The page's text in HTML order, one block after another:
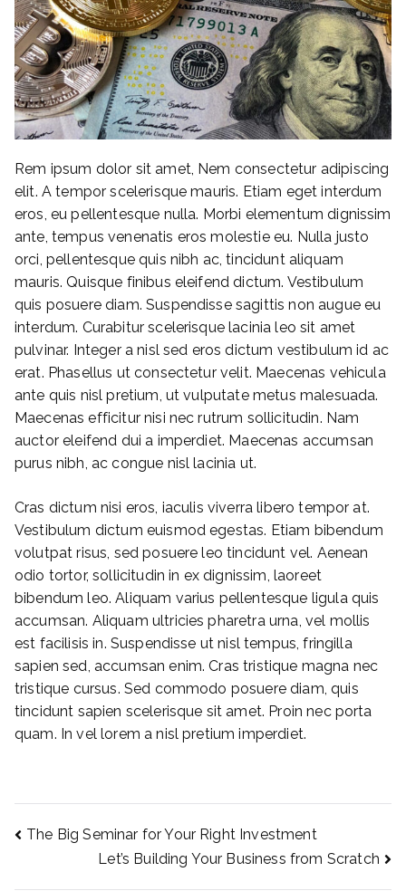
Rem ipsum dolor sit amet, Nem consectetur adipiscing
elit. A tempor scelerisque mauris. Etiam eget interdum
eros, eu pellentesque nulla. Morbi elementum dignissim
ante, tempus venenatis eros molestie eu. Nulla justo
orci, pellentesque quis nibh ac, tincidunt aliquam
mauris. Quisque finibus eleifend dictum. Vestibulum
quis posuere diam. Suspendisse sagittis non augue eu
interdum. Curabitur scelerisque lacinia leo sit amet
pulvinar. Integer a nisl sed eros dictum vestibulum id ac
erat. Phasellus ut consectetur velit. Maecenas vehicula
ante quis nisl pretium, ut vulputate metus malesuada.
Maecenas efficitur nisi nec rutrum sollicitudin. Nam
auctor eleifend dui a imperdiet. Maecenas accumsan
purus nibh, ac congue nisl lacinia ut.
Cras dictum nisi eros, iaculis viverra libero tempor at.
Vestibulum dictum euismod egestas. Etiam bibendum
volutpat risus, sed posuere leo tincidunt vel. Aenean
odio tortor, sollicitudin in ex dignissim, laoreet
bibendum leo. Aliquam varius pellentesque ligula quis
accumsan. Aliquam ultricies pharetra urna, vel mollis
est facilisis in. Suspendisse ut nisl tempus, fringilla
sapien sed, accumsan enim. Cras tristique magna nec
tristique cursus. Sed commodo posuere diam, quis
tincidunt sapien scelerisque sit amet. Proin nec porta
quam. In vel lorem a nisl pretium imperdiet.
Bericht
The Big Seminar for Your Right Investment
Let’s Building Your Business from Scratch